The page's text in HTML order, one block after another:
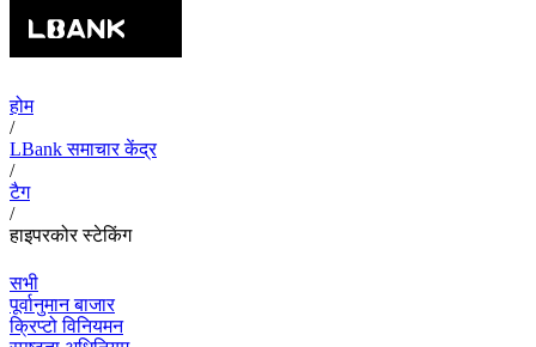
होम
/
LBank समाचार केंद्र
/
टैग
/
हाइपरकोर स्टेकिंग
सभी
पूर्वानुमान बाजार
क्रिप्टो विनियमन